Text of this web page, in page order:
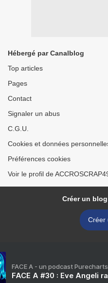
Hébergé par Canalblog
Top articles
Pages
Contact
Signaler un abus
C.G.U.
Cookies et données
Préférences cookies
Voir le profil de
Créer un
Créer
FACE A - un podcast Purecharts
FACE A #30 : Eve Angeli